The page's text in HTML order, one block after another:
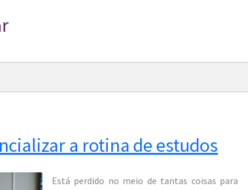
a rotina de estudos
Está perdido no meio de tantas coisas para